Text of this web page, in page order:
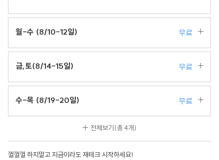
월-수 (8/10-12일) 무료
금,토(8/14-15일) 무료
수-목 (8/19-20일) 무료
전체보기(총 4개)
껄껄껄 하지말고 지금이라도 재테크 시작하세요!